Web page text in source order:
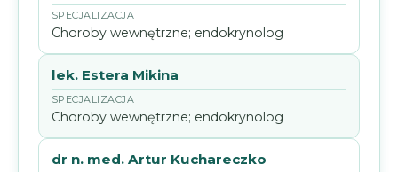
Choroby wewnętrzne; endokrynolog
lek. Estera Mikina
Choroby wewnętrzne; endokrynolog
dr n. med. Artur Kuchareczko